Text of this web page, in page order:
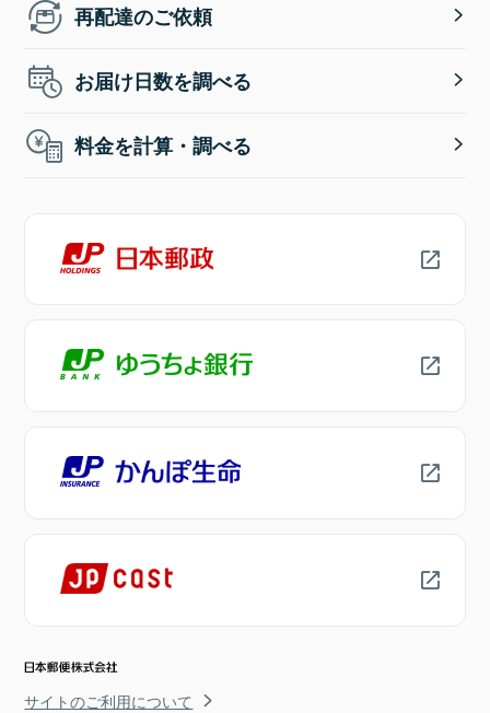
再配達のご依頼
お届け日数を調べる
料金を計算・調べる
サイトのご利用について